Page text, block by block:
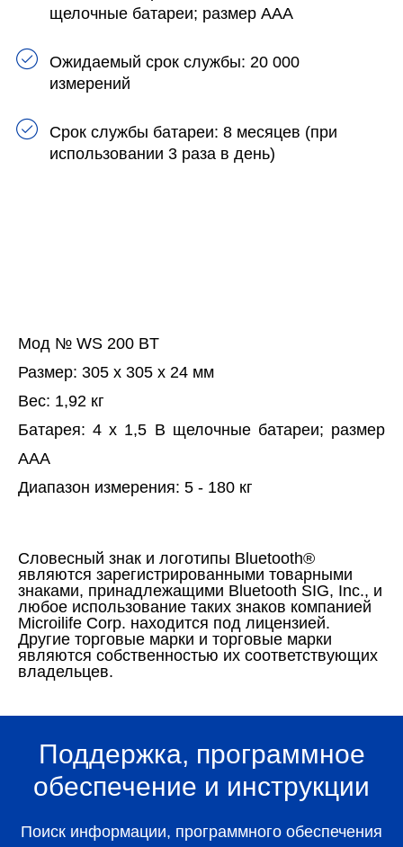
щелочные батареи; размер AAA
Ожидаемый срок службы: 20 000
измерений
Срок службы батареи: 8 месяцев (при
использовании 3 раза в день)
Мод № WS 200 BT
Размер: 305 х 305 х 24 мм
Вес: 1,92 кг
Батарея: 4 х 1,5 В щелочные батареи; размер
AAA
Диапазон измерения: 5 - 180 кг
Словесный знак и логотипы Bluetooth®
являются зарегистрированными товарными
знаками, принадлежащими Bluetooth SIG, Inc., и
любое использование таких знаков компанией
Micrоilife Corp. находится под лицензией.
Другие торговые марки и торговые марки
являются собственностью их соответствующих
владельцев.
Поддержка, программное
обеспечение и инструкции
Поиск информации, программного обеспечения